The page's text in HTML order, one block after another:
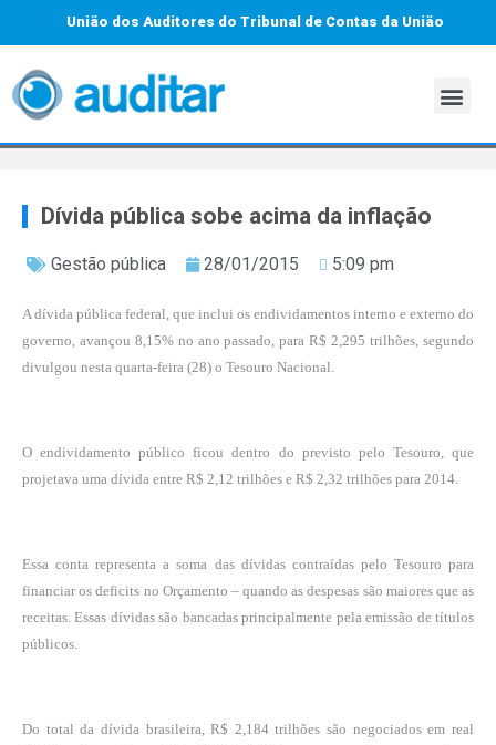
União dos Auditores do Tribunal de Contas da União
Dívida pública sobe acima da inflação
Gestão pública 28/01/2015 5:09 pm
A dívida pública federal, que inclui os endividamentos interno e externo do
governo, avançou 8,15% no ano passado, para R$ 2,295 trilhões, segundo
divulgou nesta quarta-feira (28) o Tesouro Nacional.
O endividamento público ficou dentro do previsto pelo Tesouro, que
projetava uma dívida entre R$ 2,12 trilhões e R$ 2,32 trilhões para 2014.
Essa conta representa a soma das dívidas contraídas pelo Tesouro para
financiar os deficits no Orçamento – quando as despesas são maiores que as
receitas. Essas dívidas são bancadas principalmente pela emissão de títulos
públicos.
Do total da dívida brasileira, R$ 2,184 trilhões são negociados em real